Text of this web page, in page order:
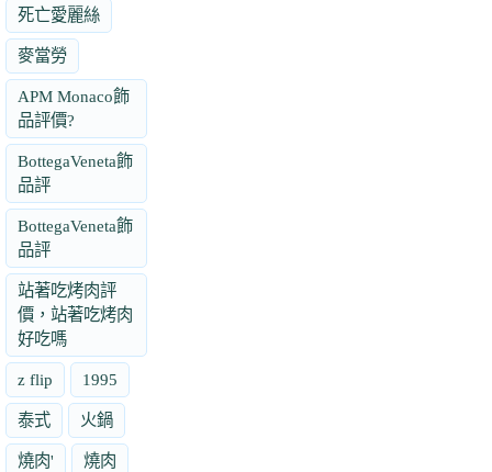
死亡愛麗絲
麥當勞
APM Monaco飾
品評價?
BottegaVeneta飾
品評
BottegaVeneta飾
品評
站著吃烤肉評
價，站著吃烤肉
好吃嗎
z flip 1995
泰式 火鍋
燒肉' 燒肉